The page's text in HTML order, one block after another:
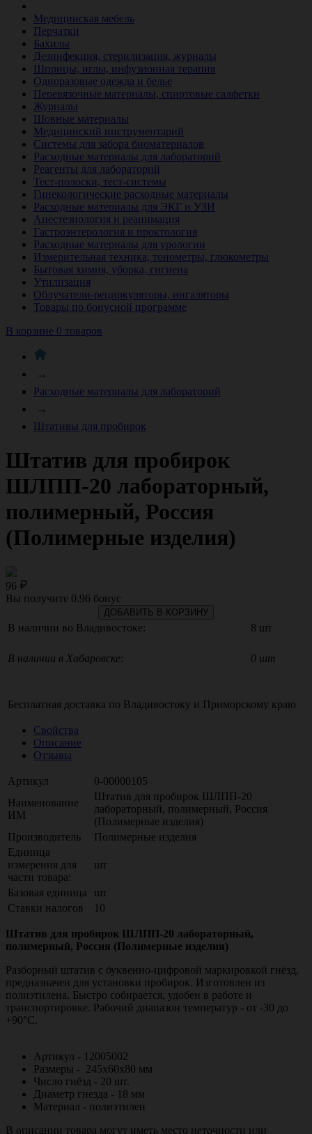
Медицинская мебель
Перчатки
Бахилы
Дезинфекция, стерилизация, журналы
Шприцы, иглы, инфузионная терапия
Одноразовые одежда и белье
Перевязочные материалы, спиртовые салфетки
Журналы
Шовные материалы
Медицинский инструментарий
Системы для забора биоматериалов
Расходные материалы для лабораторий
Реагенты для лабораторий
Тест-полоски, тест-системы
Гинекологические расходные материалы
Расходные материалы для ЭКГ и УЗИ
Анестезиология и реанимация
Гастроэнтерология и проктология
Расходные материалы для урологии
Измерительная техника, тонометры, глюкометры
Бытовая химия, уборка, гигиена
Утилизация
Облучатели-рециркуляторы, ингаляторы
Товары по бонусной программе
В корзине 0 товаров
→
Расходные материалы для лабораторий
→
Штативы для пробирок
Штатив для пробирок
ШЛПП-20 лабораторный,
полимерный, Россия
(Полимерные изделия)
96
Вы получите 0.96 бонус
ДОБАВИТЬ В КОРЗИНУ
В наличии во Владивостоке: 8 шт
В наличии в Хабаровске: 0 шт
Бесплатная доставка по Владивостоку и Приморскому краю
Свойства
Описание
Отзывы
Артикул
0-00000105
Наименование
ИМ
Штатив для пробирок ШЛПП-20
лабораторный, полимерный, Россия
(Полимерные изделия)
Производитель
Полимерные изделия
Единица
измерения для
части товара:
шт
Базовая единица
шт
Ставки налогов
10
Штатив для пробирок ШЛПП-20 лабораторный,
полимерный, Россия (Полимерные изделия)
Разборный штатив с буквенно-цифровой маркировкой гнёзд,
предназначен для установки пробирок. Изготовлен из
полиэтилена. Быстро собирается, удобен в работе и
транспортировке. Рабочий диапазон температур - от -30 до
+90°С.
Артикул - 12005002
Размеры - 245х60х80 мм
Число гнёзд - 20 шт.
Диаметр гнезда - 18 мм
Материал - полиэтилен
В описании товара могут иметь место неточности или